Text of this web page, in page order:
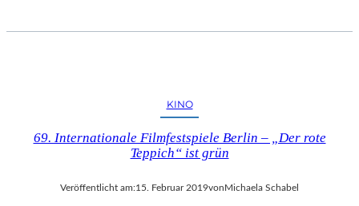
KINO
69. Internationale Filmfestspiele Berlin – „Der rote
Teppich“ ist grün
Veröffentlicht am:15. Februar 2019vonMichaela Schabel